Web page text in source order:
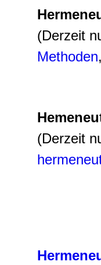
(Derzeit
Methoden,
(Derzeit